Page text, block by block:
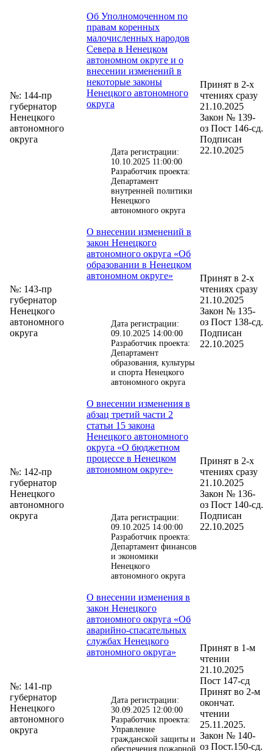
№: 144-пр
губернатор
Ненецкого
автономного
округа
Об Уполномоченном по
правам коренных
малочисленных народов
Севера в Ненецком
автономном округе и о
внесении изменений в
некоторые законы
Ненецкого автономного
округа
Дата регистрации:
10.10.2025 11:00:00
Разработчик проекта:
Департамент
внутренней политики
Ненецкого
автономного округа
Принят в 2-х
чтениях сразу
21.10.2025
Закон № 139-
оз Пост 146-сд.
Подписан
22.10.2025
№: 143-пр
губернатор
Ненецкого
автономного
округа
О внесении изменений в
закон Ненецкого
автономного округа «Об
образовании в Ненецком
автономном округе»
Дата регистрации:
09.10.2025 14:00:00
Разработчик проекта:
Департамент
образования, культуры
и спорта Ненецкого
автономного округа
Принят в 2-х
чтениях сразу
21.10.2025
Закон № 135-
оз Пост 138-сд.
Подписан
22.10.2025
№: 142-пр
губернатор
Ненецкого
автономного
округа
О внесении изменения в
абзац третий части 2
статьи 15 закона
Ненецкого автономного
округа «О бюджетном
процессе в Ненецком
автономном округе»
Дата регистрации:
09.10.2025 14:00:00
Разработчик проекта:
Департамент финансов
и экономики
Ненецкого
автономного округа
Принят в 2-х
чтениях сразу
21.10.2025
Закон № 136-
оз Пост 140-сд.
Подписан
22.10.2025
№: 141-пр
губернатор
Ненецкого
автономного
округа
О внесении изменения в
закон Ненецкого
автономного округа «Об
аварийно-спасательных
службах Ненецкого
автономного округа»
Дата регистрации:
30.09.2025 12:00:00
Разработчик проекта:
Управление
гражданской защиты и
обеспечения пожарной
Принят в 1-м
чтении
21.10.2025
Пост 147-сд
Принят во 2-м
окончат.
чтении
25.11.2025.
Закон № 140-
оз Пост.150-сд.